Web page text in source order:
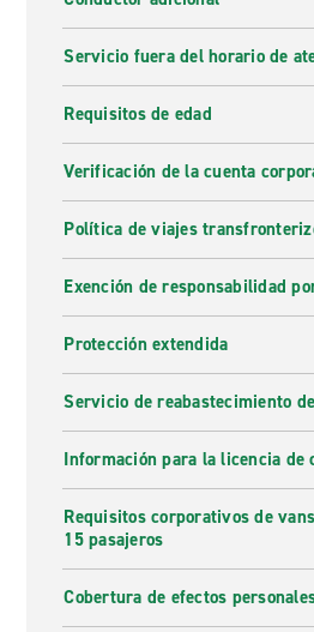
Servicio fuera del horario de
Requisitos de edad
Verificación de la cuenta
Política de viajes
Exención de responsabilidad
Protección extendida
Servicio de reabastecimiento
Información para la licencia de
Requisitos corporativos de
15 pasajeros
Cobertura de efectos